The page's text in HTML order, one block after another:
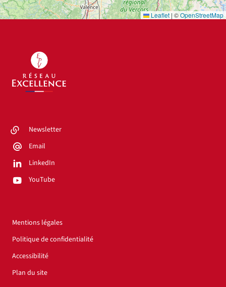
Leaflet | ©OpenStreetMap
Newsletter
Email
LinkedIn
YouTube
Mentions légales
Politique de confidentialité
Accessibilité
Plan du site